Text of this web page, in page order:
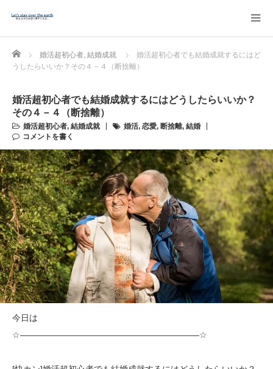
Home 婚活超初心者, 結婚成就
婚活超初心者でも結婚成就するにはど
うしたらいいか？その４－４（断捨離）
婚活超初心者でも結婚成就するにはどうしたらいいか？
その４－４（断捨離）
婚活超初心者, 結婚成就 婚活, 恋愛, 断捨離, 結婚
コメントを書く
今日は
☆―――――――――――――――――――――☆